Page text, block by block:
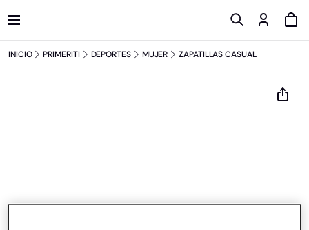
INICIO PRIMERITI DEPORTES MUJER ZAPATILLAS CASUAL